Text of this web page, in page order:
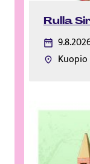
Rulla
Kuopio